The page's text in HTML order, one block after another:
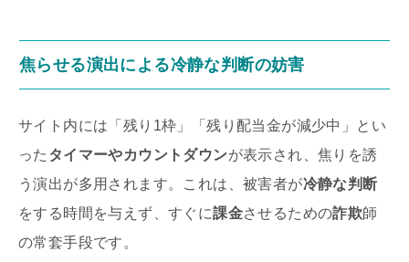
焦らせる演出による冷静な判断の妨害
サイト内には「残り1枠」「残り配当金が減少中」とい
った タイマーやカウントダウンが表示され、焦りを誘
う演出が多用されます。これは、被害者が冷静な判断
をする時間を与えず、すぐに課金させるための詐欺師
の常套手段です。